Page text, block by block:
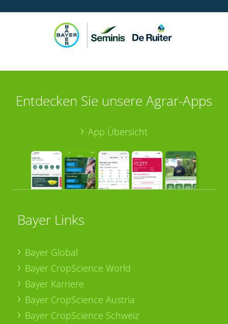
Entdecken Sie unsere Agrar-Apps
App Übersicht
Bayer Links
Bayer Global
Bayer CropScience World
Bayer Karriere
Bayer CropScience Austria
Bayer CropScience Schweiz